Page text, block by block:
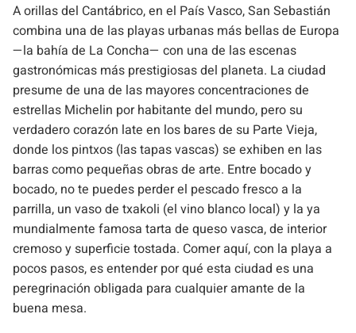
A orillas del Cantábrico, en el País Vasco, San Sebastián
combina una de las playas urbanas más bellas de Europa
—la bahía de La Concha— con una de las escenas
gastronómicas más prestigiosas del planeta. La ciudad
presume de una de las mayores concentraciones de
estrellas Michelin por habitante del mundo, pero su
verdadero corazón late en los bares de su Parte Vieja,
donde los pintxos (las tapas vascas) se exhiben en las
barras como pequeñas obras de arte. Entre bocado y
bocado, no te puedes perder el pescado fresco a la
parrilla, un vaso de txakoli (el vino blanco local) y la ya
mundialmente famosa tarta de queso vasca, de interior
cremoso y superficie tostada. Comer aquí, con la playa a
pocos pasos, es entender por qué esta ciudad es una
peregrinación obligada para cualquier amante de la
buena mesa.